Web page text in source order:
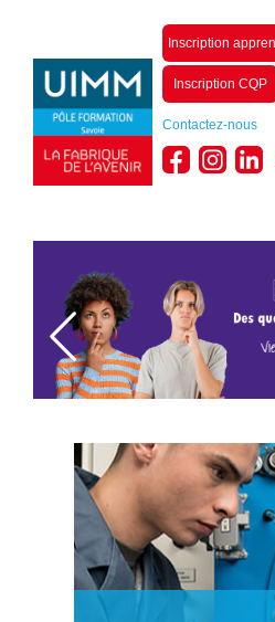
Inscription
Inscription CQP
Contactez-nous